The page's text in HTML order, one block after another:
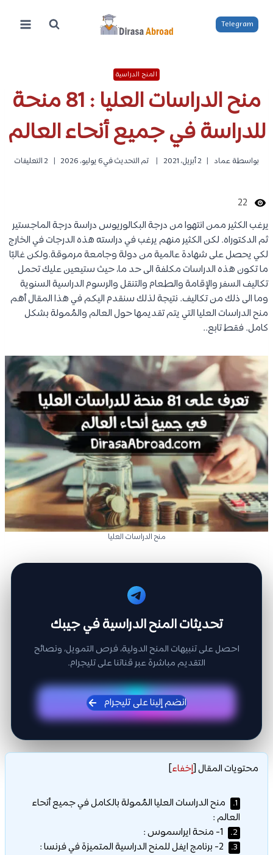
المحتوى
Telegram
المنح الدراسية
منح الدراسات العليا : 81 منحة
للدراسة في جميع أنحاء العالم
بواسطة عماد 2 أبريل، 2021 تم التحديث في6 يوليو، 2026 2 التعليقات
22
يرغب الكثير ممن انتهوا من درجة البكالوريوس دراسة درجة الماجستير
ثم الدكتوراه. لكن الكثير منهم يرغب في دراسته هذه الدرجات في الخارج
لكي يحصل على شهادة عالمية من دولة وجامعة مرموقة.ولكن غالبًا
ما تكون هذه الدراسات مكلفة الى حد ما، حيث ستيعين عليك تحمل
تكاليف السفر والإقامة والطعام والتنقل والرسوم الدراسية السنوية
وما الى ذلك من تكاليف. نتيجة لذلك سنقدم اليكم في هذا المقال أهم
منح الدراسات العليا التي يتم تقديمها حول العالم والمُمولة بشكل
كامل. فقط تابع..
منح الدراسات العليا
تحديثات المنح الدراسية في جيبك
احصل على تنبيهات المنح الدولية، فرص التمويل، ونصائح
التقديم مباشرة عبر قناتنا على تليجرام.
انضم إلينا على تليجرام
محتويات المقال[إخفاء]
1.
منح الدراسات العليا المُمولة بالكامل في جميع أنحاء
العالم :
2.
3.